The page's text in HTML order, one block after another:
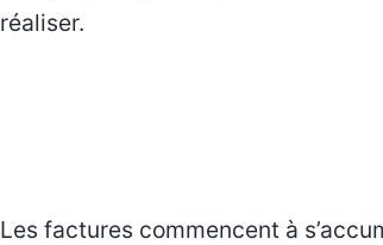
réaliser.
Les factures commencent à